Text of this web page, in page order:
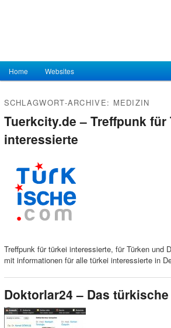
Hauptmenü
Zum Inhalt wechseln
Zum sekundären Inhalt wechseln
Home Websites
SCHLAGWORT-ARCHIVE: MEDIZIN
Tuerkcity.de – Treffpunk für
interessierte
Treffpunk für türkei interessierte, für Türken und
mit informationen für alle türkei interessierte in
Doktorlar24 – Das